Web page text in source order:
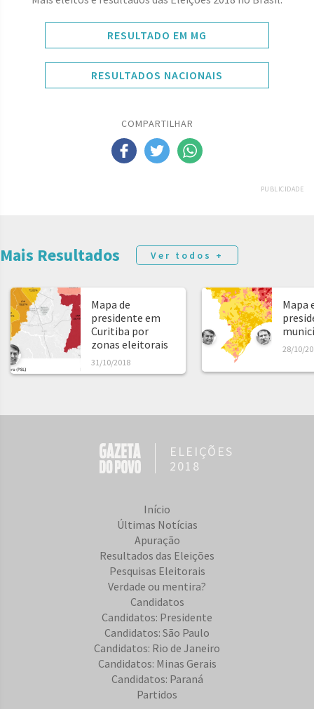
RESULTADO EM MG
RESULTADOS NACIONAIS
COMPARTILHAR
PUBLICIDADE
Mais Resultados Ver todos +
Mapa de
presidente em
Curitiba por
zonas eleitorais
31/10/2018
Mapa
28/10/
ELEIÇÕES
2018
Início
Últimas Notícias
Apuração
Resultados das Eleições
Pesquisas Eleitorais
Verdade ou mentira?
Candidatos
Candidatos: Presidente
Candidatos: São Paulo
Candidatos: Rio de Janeiro
Candidatos: Minas Gerais
Candidatos: Paraná
Partidos